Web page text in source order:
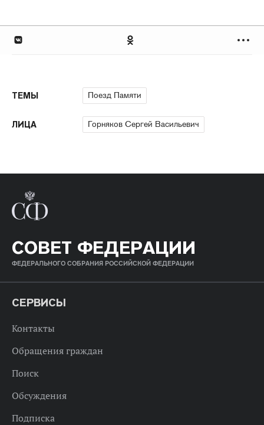
ТЕМЫ Поезд Памяти
ЛИЦА Горняков Сергей Васильевич
СОВЕТ ФЕДЕРАЦИИ
ФЕДЕРАЛЬНОГО СОБРАНИЯ РОССИЙСКОЙ ФЕДЕРАЦИИ
СЕРВИСЫ
Контакты
Обращения граждан
Поиск
Обсуждения
Подписка